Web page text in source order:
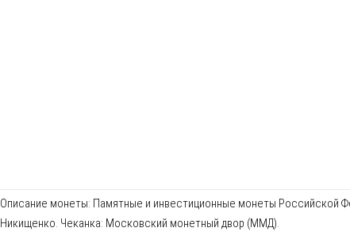
Описание монеты: Памятные и инвестиционные монеты Российской
Никищенко. Чеканка: Московский монетный двор (ММД).